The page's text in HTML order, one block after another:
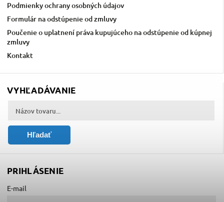
Podmienky ochrany osobných údajov
Formulár na odstúpenie od zmluvy
Poučenie o uplatnení práva kupujúceho na odstúpenie od kúpnej
zmluvy
Kontakt
VYHĽADÁVANIE
Hľadať
PRIHLÁSENIE
E-mail